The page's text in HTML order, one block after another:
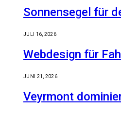
Sonnensegel für
JULI 16, 2026
Webdesign für
JUNI 21, 2026
Veyrmont